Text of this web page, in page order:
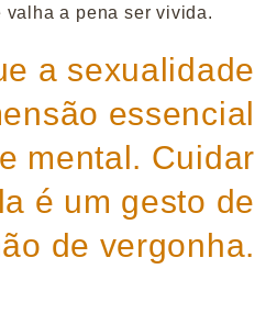
a pena ser vivida.
a sexualidade
essencial
mental. Cuidar
é um gesto de
de vergonha.